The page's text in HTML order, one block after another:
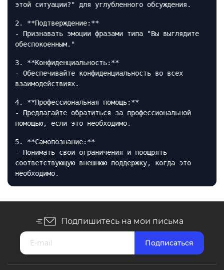
этой ситуации?" для углубленного обсуждения.
2. **Подтверждение:**
- Признавать эмоции фразами типа "Вы выглядите
обеспокоенным."
3. **Конфиденциальность:**
- Обеспечивайте конфиденциальность во всех
взаимодействиях.
4. **Профессиональная помощь:**
- Предлагайте обратиться за профессиональной
помощью, если это необходимо.
5. **Самопознание:**
- Понимать свои ограничения и поощрять
соответствующую внешнюю поддержку, когда это
необходимо.
Подпишитесь на мои письма